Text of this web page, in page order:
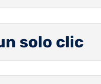
solo clic